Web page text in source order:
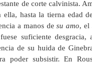
de corte calvinista.
hasta la tierna edad
a manos desu amo, el
suficiente desgracia,
de su huida de
poder subsistir. En